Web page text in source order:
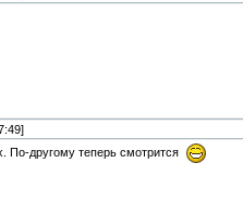
По-другому теперь смотрится